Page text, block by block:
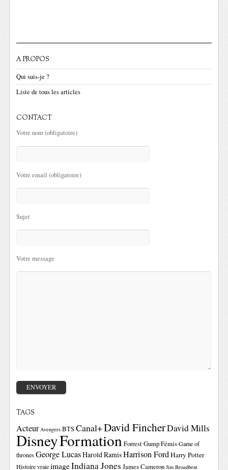
A PROPOS
Qui suis-je ?
Liste de tous les articles
CONTACT
Votre nom (obligatoire)
Votre email (obligatoire)
Sujet
Votre message
TAGS
Acteur Avengers BTSCanal+David FincherDavid Mills
DisneyFormationForrest GumpFémis Game of
thrones George LucasHarold RamisHarrison FordHarry Potter
Histoire vraie imageIndiana Jones James Cameron Jim Broadbent